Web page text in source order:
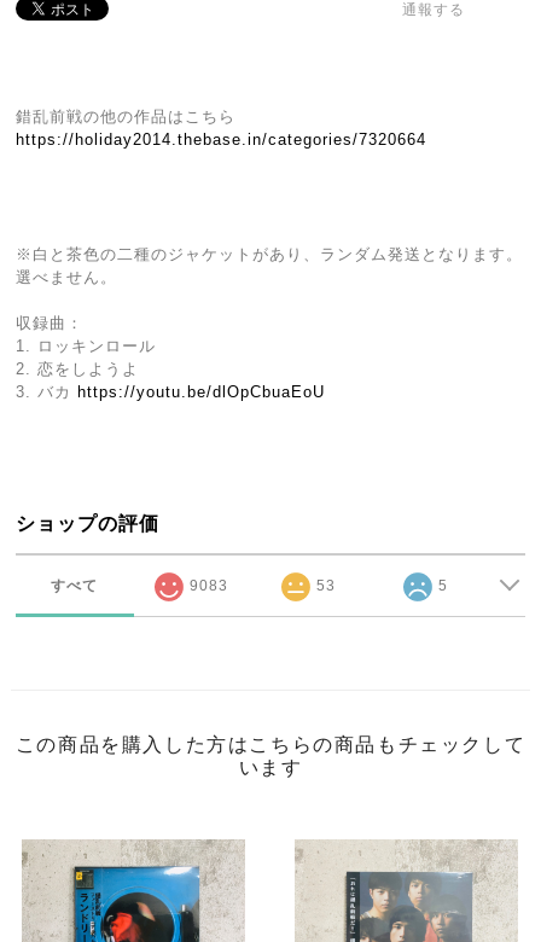
通報する
錯乱前戦の他の作品はこちら
https://holiday2014.thebase.in/categories/7320664
※白と茶色の二種のジャケットがあり、ランダム発送となります。
選べません。
収録曲：
1. ロッキンロール
2. 恋をしようよ
3. バカ
https://youtu.be/dlOpCbuaEoU
ショップの評価
すべて 9083 53 5
この商品を購入した方はこちらの商品もチェックして
います